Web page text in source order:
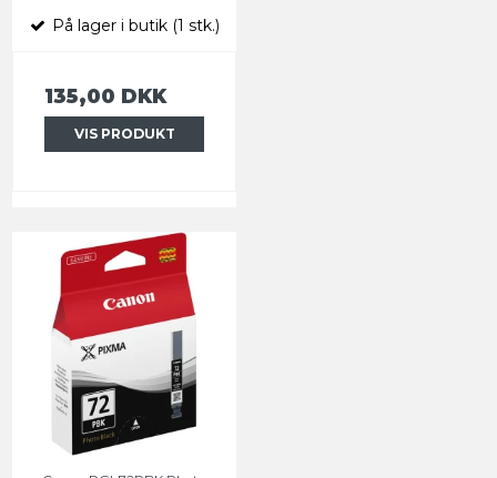
På lager i butik (1 stk.)
135,00 DKK
VIS PRODUKT